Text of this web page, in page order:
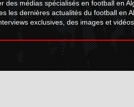
des médias spécialisés en football en
les dernières actualités du football en
exclusives, des images et